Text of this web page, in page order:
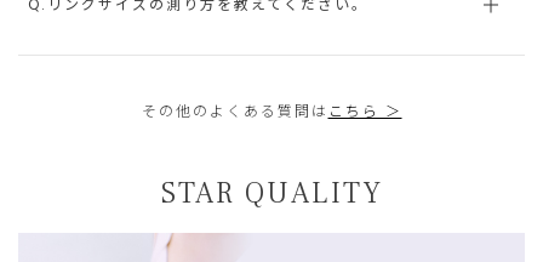
Q.リングサイズの測り方を教えてください。
その他のよくある質問は こちら ＞
STAR QUALITY